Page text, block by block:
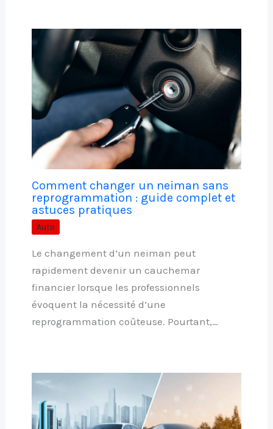
Comment changer un neiman sans
reprogrammation : guide complet et
astuces pratiques
Auto
Le changement d’un neiman peut
rapidement devenir un cauchemar
financier lorsque les professionnels
évoquent la nécessité d’une
reprogrammation coûteuse. Pourtant,…